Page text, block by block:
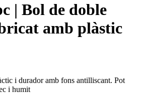
| Bol de doble
amb plàstic
i durador amb fons antilliscant. Pot
i humit